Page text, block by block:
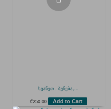
სვანეთ , ბუნება,...
₾250.00 Add to Cart